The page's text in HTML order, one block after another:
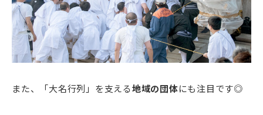
また、「大名行列」を支える地域の団体にも注目です◎